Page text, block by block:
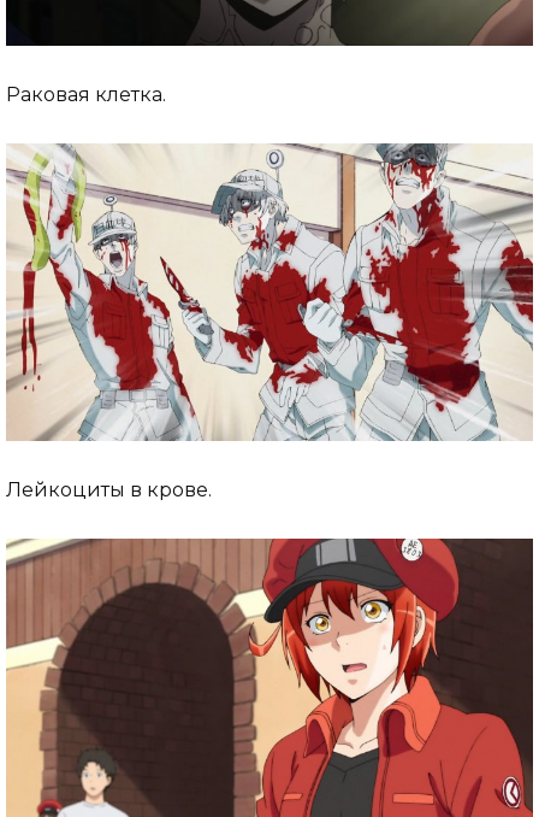
Раковая клетка.
Лейкоциты в крове.